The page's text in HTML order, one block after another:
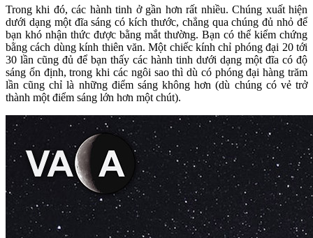
Trong khi đó, các hành tinh ở gần hơn rất nhiều. Chúng xuất hiện
dưới dạng một đĩa sáng có kích thước, chẳng qua chúng đủ nhỏ để
bạn khó nhận thức được bằng mắt thường. Bạn có thể kiểm chứng
bằng cách dùng kính thiên văn. Một chiếc kính chỉ phóng đại 20 tới
30 lần cũng đủ để bạn thấy các hành tinh dưới dạng một đĩa có độ
sáng ổn định, trong khi các ngôi sao thì dù có phóng đại hàng trăm
lần cũng chỉ là những điểm sáng không hơn (dù chúng có vẻ trở
thành một điểm sáng lớn hơn một chút).